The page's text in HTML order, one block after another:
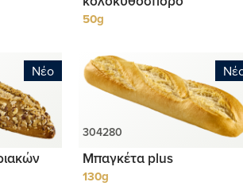
50g
Νέο
Μπαγκέτα plus
130g